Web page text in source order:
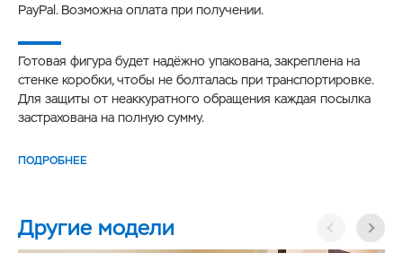
PayPal. Возможна оплата при получении.
Готовая фигура будет надёжно упакована, закреплена на
стенке коробки, чтобы не болталась при транспортировке.
Для защиты от неаккуратного обращения каждая посылка
застрахована на полную сумму.
ПОДРОБНЕЕ
Другие модели